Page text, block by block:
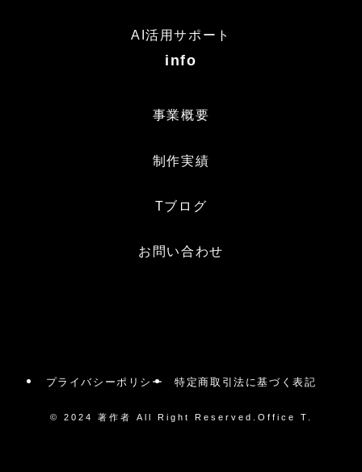
AI活用サポート
info
事業概要
制作実績
Tブログ
お問い合わせ
プライバシーポリシー 特定商取引法に基づく表記
© 2024 著作者 All Right Reserved.Office T.